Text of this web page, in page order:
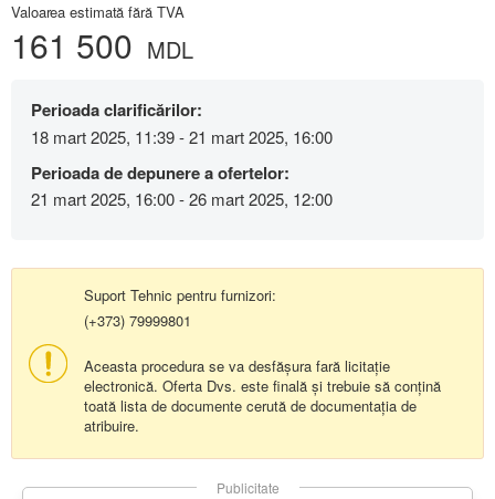
Valoarea estimată fără TVA
161 500 MDL
Perioada clarificărilor:
18 mart 2025, 11:39 - 21 mart 2025, 16:00
Perioada de depunere a ofertelor:
21 mart 2025, 16:00 - 26 mart 2025, 12:00
Suport Tehnic pentru furnizori:
(+373) 79999801
Aceasta procedura se va desfășura fară licitație
electronică. Oferta Dvs. este finală și trebuie să conțină
toată lista de documente cerută de documentația de
atribuire.
Publicitate